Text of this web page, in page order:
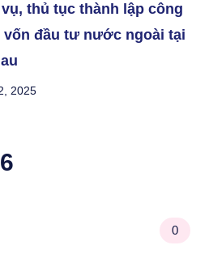
thủ tục thành lập công
vốn đầu tư nước ngoài tại
2025
0